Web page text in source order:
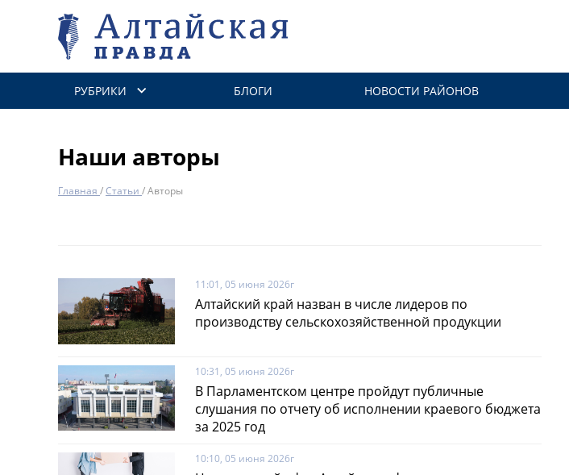
РУБРИКИ БЛОГИ НОВОСТИ РАЙОНОВ
Наши авторы
Главная /Статьи /Авторы
11:01, 05 июня 2026г
Алтайский край назван в числе лидеров по
производству сельскохозяйственной продукции
10:31, 05 июня 2026г
В Парламентском центре пройдут публичные
слушания по отчету об исполнении краевого бюджета
за 2025 год
10:10, 05 июня 2026г